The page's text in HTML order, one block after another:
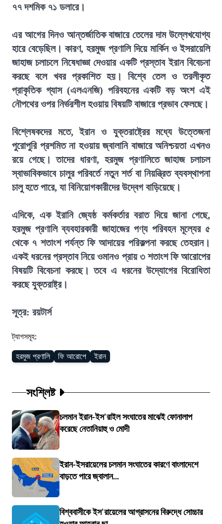
৭৭ দশমিক ৭১ ডলারে।
এর আগের দিনও আন্তর্জাতিক বাজারে তেলের দাম উল্লেখযোগ্য
হারে বেড়েছিল। কারণ, হরমুজ প্রণালি দিয়ে মার্কিন ও ইসরায়েলি
জাহাজ চলাচলে নিষেধাজ্ঞা দেওয়ার একটি প্রস্তাব ইরান বিবেচনা
করছে বলে খবর প্রকাশিত হয়। বিশ্বে তেল ও তরলীকৃত
প্রাকৃতিক গ্যাস (এলএনজি) পরিবহনের একটি বড় অংশ এই
নৌপথের ওপর নির্ভরশীল হওয়ায় বিষয়টি বাজারে প্রভাব ফেলছে।
বিশ্লেষকদের মতে, ইরান ও যুক্তরাষ্ট্রের মধ্যে উত্তেজনা
পুরোপুরি প্রশমিত না হওয়ায় জ্বালানি বাজারে অনিশ্চয়তা এখনও
রয়ে গেছে। তাদের ধারণা, হরমুজ প্রণালিতে জাহাজ চলাচল
স্বাভাবিকভাবে চালুর পরিবর্তে নতুন শর্ত বা নিয়ন্ত্রিত ব্যবস্থাপনা
চালু হতে পারে, যা বিনিয়োগকারীদের উদ্বেগ বাড়িয়েছে।
এদিকে, এক ইরানি জ্যেষ্ঠ কর্মকর্তার বরাত দিয়ে জানা গেছে,
হরমুজ প্রণালি ব্যবহারকারী জাহাজের পণ্য পরিবহন মূল্যের ৫
থেকে ৭ শতাংশ পর্যন্ত ফি আদায়ের পরিকল্পনা করছে তেহরান।
একই ধরনের প্রস্তাব নিয়ে ওমানও প্রায় ৩ শতাংশ ফি আরোপের
বিষয়টি বিবেচনা করছে। তবে এ ধরনের উদ্যোগের বিরোধিতা
করছে যুক্তরাষ্ট্র।
সূত্র: রয়টার্স
ট্যাগসমূহ:
হরমুজ প্রণালি ফি আরোপে ইরান
সংশ্লিষ্ট
চলমান ইরান-ইস'রাইল সংঘাতের মাঝেই ফোনালাপ
করেছে নেতানিয়াহু ও মোদী
ইরান-ইসরায়েলের চলমান সংঘাতের কারণে বাংলাদেশে
বাড়তে পারে জ্বালান...
বিশ্ববাসীকে ইস'রায়েলের আগ্রাসনের বিরুদ্ধে সোচ্চার